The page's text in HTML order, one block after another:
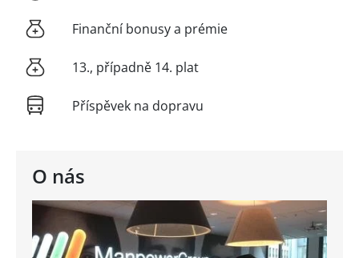
O nás
Finanční bonusy a prémie
13., případně 14. plat
Příspěvek na dopravu